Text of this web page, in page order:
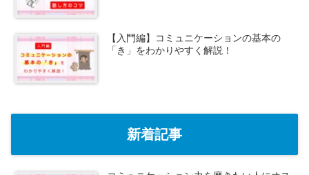
【入門編】コミュニケーションの基本の
「き」をわかりやすく解説！
新着記事